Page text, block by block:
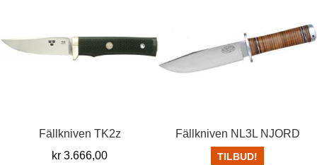
Fällkniven TK2z
kr 3.666,00
Fällkniven NL3L NJORD
TILBUD!